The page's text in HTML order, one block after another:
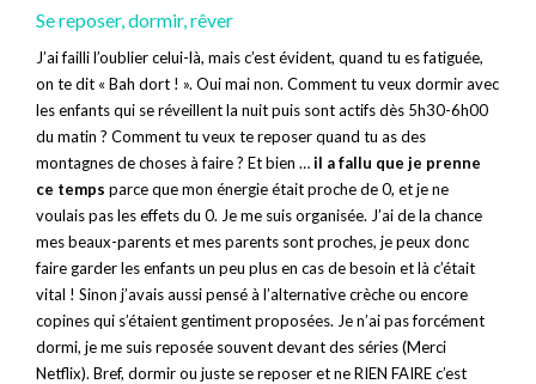
Se reposer, dormir, rêver
J’ai failli l’oublier celui-là, mais c’est évident, quand tu es fatiguée,
on te dit « Bah dort ! ». Oui mai non. Comment tu veux dormir avec
les enfants qui se réveillent la nuit puis sont actifs dès 5h30-6h00
du matin ? Comment tu veux te reposer quand tu as des
montagnes de choses à faire ? Et bien …il a fallu que je prenne
ce temps parce que mon énergie était proche de 0, et je ne
voulais pas les effets du 0. Je me suis organisée. J’ai de la chance
mes beaux-parents et mes parents sont proches, je peux donc
faire garder les enfants un peu plus en cas de besoin et là c’était
vital ! Sinon j’avais aussi pensé à l’alternative crèche ou encore
copines qui s’étaient gentiment proposées. Je n’ai pas forcément
dormi, je me suis reposée souvent devant des séries (Merci
Netflix). Bref, dormir ou juste se reposer et ne RIEN FAIRE c’est